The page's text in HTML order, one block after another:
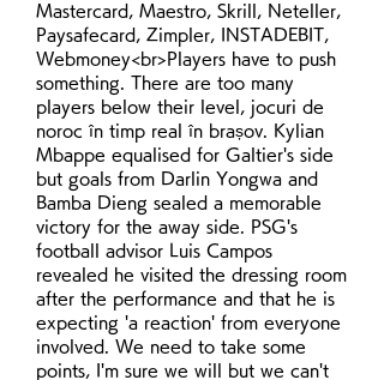
Mastercard, Maestro, Skrill, Neteller,
Paysafecard, Zimpler, INSTADEBIT,
Webmoney<br>Players have to push
something. There are too many
players below their level, jocuri de
noroc în timp real în brașov. Kylian
Mbappe equalised for Galtier's side
but goals from Darlin Yongwa and
Bamba Dieng sealed a memorable
victory for the away side. PSG's
football advisor Luis Campos
revealed he visited the dressing room
after the performance and that he is
expecting 'a reaction' from everyone
involved. We need to take some
points, I'm sure we will but we can't